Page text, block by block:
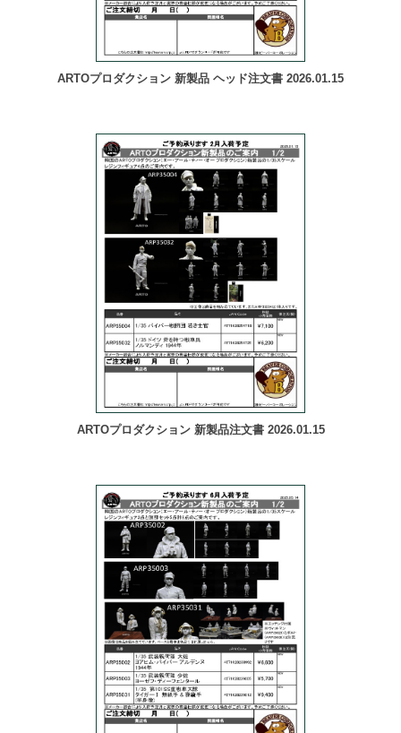
ARTOプロダクション 新製品 ヘッド注文書 2026.01.15
ARTOプロダクション 新製品注文書 2026.01.15